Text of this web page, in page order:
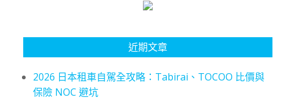
近期文章
2026 日本租車自駕全攻略：Tabirai、TOCOO 比價與
保險 NOC 避坑